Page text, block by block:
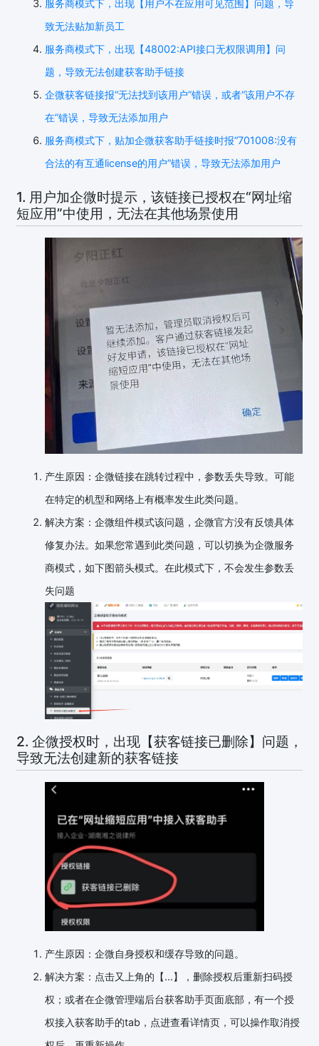
服务商模式下，出现【用户不在应用可见范围】问题，导
致无法贴加新员工
服务商模式下，出现【48002:API接口无权限调用】问
题，导致无法创建获客助手链接
企微获客链接报“无法找到该用户”错误，或者“该用户不存
在”错误，导致无法添加用户
服务商模式下，贴加企微获客助手链接时报“701008:没有
合法的有互通license的用户”错误，导致无法添加用户
1. 用户加企微时提示，该链接已授权在“网址缩
短应用”中使用，无法在其他场景使用
产生原因：企微链接在跳转过程中，参数丢失导致。可能
在特定的机型和网络上有概率发生此类问题。
解决方案：企微组件模式该问题，企微官方没有反馈具体
修复办法。如果您常遇到此类问题，可以切换为企微服务
商模式，如下图箭头模式。在此模式下，不会发生参数丢
失问题
2. 企微授权时，出现【获客链接已删除】问题，
导致无法创建新的获客链接
产生原因：企微自身授权和缓存导致的问题。
解决方案：点击又上角的【...】，删除授权后重新扫码授
权；或者在企微管理端后台获客助手页面底部，有一个授
权接入获客助手的tab，点进查看详情页，可以操作取消授